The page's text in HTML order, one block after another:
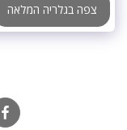
צפה בגלריה המלאה